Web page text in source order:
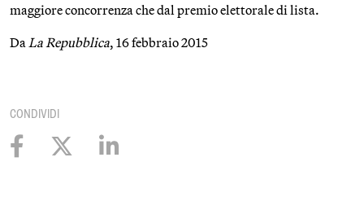
maggiore concorrenza che dal premio elettorale di lista.
DaLa Repubblica, 16 febbraio 2015
CONDIVIDI